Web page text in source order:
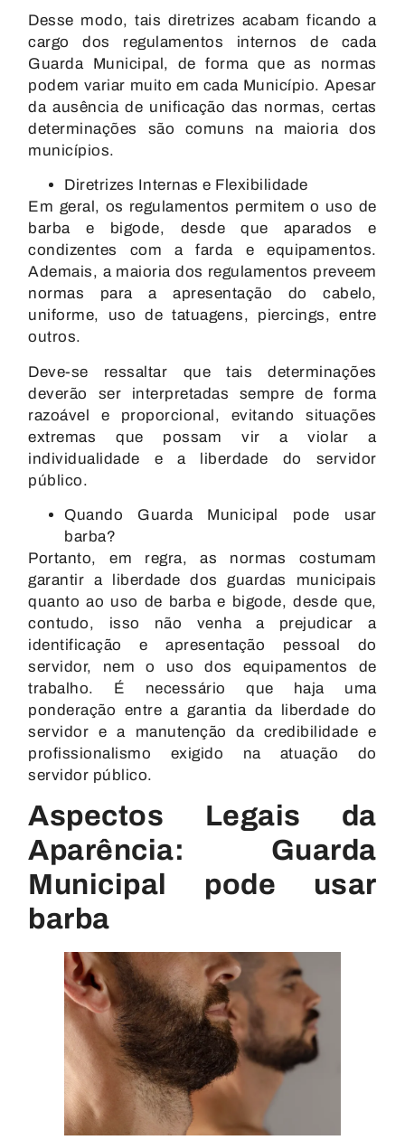
Desse modo, tais diretrizes acabam ficando a
cargo dos regulamentos internos de cada
Guarda Municipal, de forma que as normas
podem variar muito em cada Município. Apesar
da ausência de unificação das normas, certas
determinações são comuns na maioria dos
municípios.
Diretrizes Internas e Flexibilidade
Em geral, os regulamentos permitem o uso de
barba e bigode, desde que aparados e
condizentes com a farda e equipamentos.
Ademais, a maioria dos regulamentos preveem
normas para a apresentação do cabelo,
uniforme, uso de tatuagens, piercings, entre
outros.
Deve-se ressaltar que tais determinações
deverão ser interpretadas sempre de forma
razoável e proporcional, evitando situações
extremas que possam vir a violar a
individualidade e a liberdade do servidor
público.
Quando Guarda Municipal pode usar
barba?
Portanto, em regra, as normas costumam
garantir a liberdade dos guardas municipais
quanto ao uso de barba e bigode, desde que,
contudo, isso não venha a prejudicar a
identificação e apresentação pessoal do
servidor, nem o uso dos equipamentos de
trabalho. É necessário que haja uma
ponderação entre a garantia da liberdade do
servidor e a manutenção da credibilidade e
profissionalismo exigido na atuação do
servidor público.
Aspectos Legais da
Aparência: Guarda
Municipal pode usar
barba